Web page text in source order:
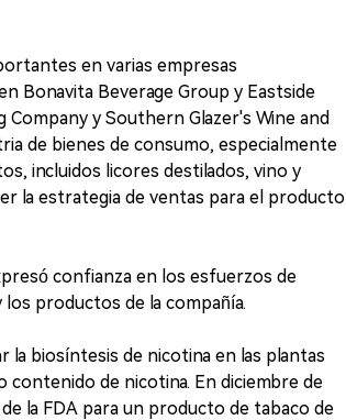
en varias empresas
Bonavita Beverage Group y Eastside
y Southern Glazer's Wine and
de bienes de consumo, especialmente
incluidos licores destilados, vino y
la estrategia de ventas para el producto
confianza en los esfuerzos de
productos de la compañía.
biosíntesis de nicotina en las plantas
contenido de nicotina. En diciembre de
la FDA para un producto de tabaco de